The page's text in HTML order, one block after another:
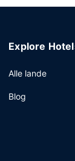
Explore
Alle lande
Blog